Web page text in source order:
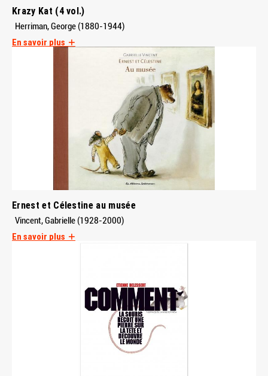
Krazy Kat (4 vol.)
Herriman, George (1880-1944)
En savoir plus
Ernest et Célestine au musée
Vincent, Gabrielle (1928-2000)
En savoir plus